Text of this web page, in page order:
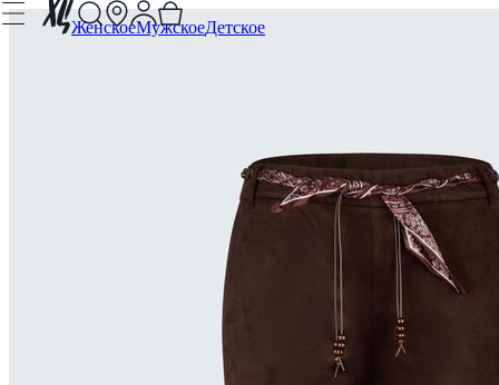
ЖенскоеМужскоеДетское